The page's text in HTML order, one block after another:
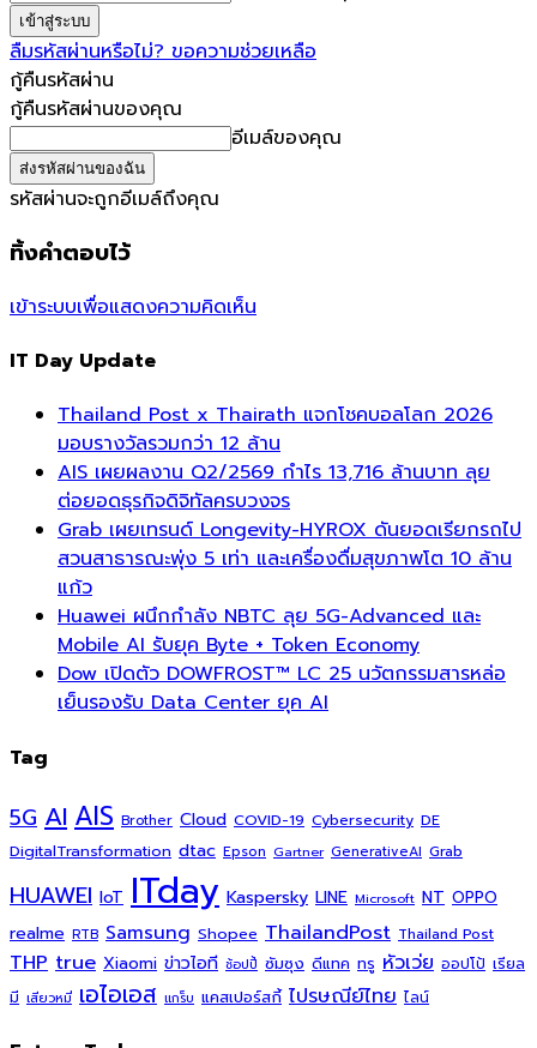
ลืมรหัสผ่านหรือไม่? ขอความช่วยเหลือ
กู้คืนรหัสผ่าน
กู้คืนรหัสผ่านของคุณ
อีเมล์ของคุณ
รหัสผ่านจะถูกอีเมล์ถึงคุณ
ทิ้งคำตอบไว้
เข้าระบบเพื่อแสดงความคิดเห็น
IT Day Update
Thailand Post x Thairath แจกโชคบอลโลก 2026
มอบรางวัลรวมกว่า 12 ล้าน
AIS เผยผลงาน Q2/2569 กำไร 13,716 ล้านบาท ลุย
ต่อยอดธุรกิจดิจิทัลครบวงจร
Grab เผยเทรนด์ Longevity-HYROX ดันยอดเรียกรถไป
สวนสาธารณะพุ่ง 5 เท่า และเครื่องดื่มสุขภาพโต 10 ล้าน
แก้ว
Huawei ผนึกกำลัง NBTC ลุย 5G-Advanced และ
Mobile AI รับยุค Byte + Token Economy
Dow เปิดตัว DOWFROST™ LC 25 นวัตกรรมสารหล่อ
เย็นรองรับ Data Center ยุค AI
Tag
5G AI AIS Brother Cloud COVID-19 Cybersecurity DE
DigitalTransformation dtac Epson Gartner GenerativeAI Grab
HUAWEI IoT ITday Kaspersky LINE Microsoft NT OPPO
realme RTB Samsung Shopee ThailandPost Thailand Post
THP true Xiaomi ข่าวไอที ช้อปปี้ ซัมซุง ดีแทค ทรู หัวเว่ย ออปโป้ เรียล
มี เสียวหมี่ เอไอเอส แกร็บ แคสเปอร์สกี้ ไปรษณีย์ไทย ไลน์